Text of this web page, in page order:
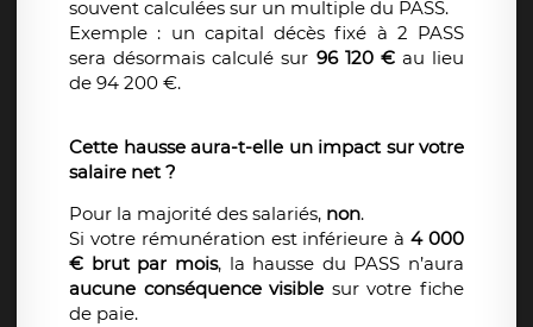
souvent calculées sur un multiple du PASS.
Exemple : un capital décès fixé à 2 PASS
sera désormais calculé sur 96 120 €au lieu
de 94 200 €.
Cette hausse aura-t-elle un impact sur votre
salaire net ?
Pour la majorité des salariés, non.
Si votre rémunération est inférieure à4 000
€ brut par mois, la hausse du PASS n’aura
aucune conséquence visible sur votre fiche
de paie.